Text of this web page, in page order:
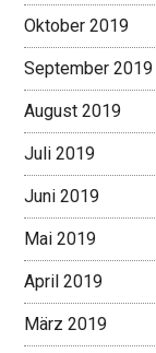
Oktober 2019
September 2019
August 2019
Juli 2019
Juni 2019
Mai 2019
April 2019
März 2019